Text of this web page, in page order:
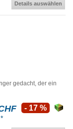
Details auswählen
gedacht, der ein
*
- 17 %